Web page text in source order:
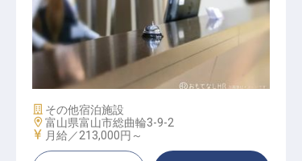
フロント
施設業態
その他宿泊施設
勤務地
富山県富山市総曲輪3-9-2
給与
月給／213,000円～